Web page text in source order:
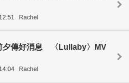
Rachel
夕傳好消息 〈Lullaby〉MV
Rachel